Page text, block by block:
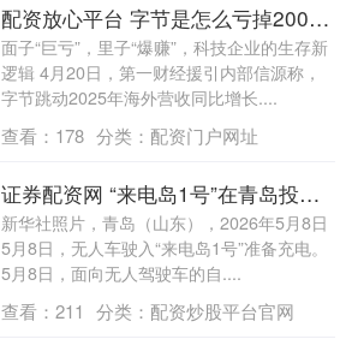
配资放心平台 字节是怎么亏掉200亿美元的？
面子“巨亏”，里子“爆赚”，科技企业的生存新
逻辑 4月20日，第一财经援引内部信源称，
字节跳动2025年海外营收同比增长....
查看： 178 分类： 配资门户网址
证券配资网 “来电岛1号”在青岛投入运营(2)#
新华社照片，青岛（山东），2026年5月8日
5月8日，无人车驶入“来电岛1号”准备充电。
5月8日，面向无人驾驶车的自....
查看： 211 分类： 配资炒股平台官网